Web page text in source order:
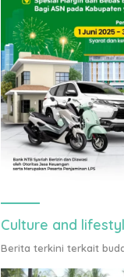
Culture and
Berita terkini terkait